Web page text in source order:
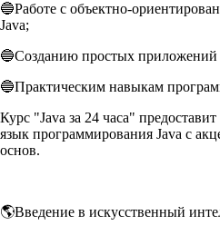
🔵Работе с объектно-
Java;
🔵Созданию простых приложений
🔵Практическим навыкам
Курс "Java за 24 часа"
язык программирования Java с
основ.
🌎Введение в искусственный